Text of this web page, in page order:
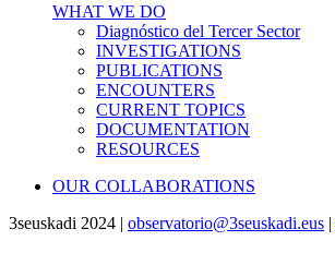
WHAT WE DO
Diagnóstico del Tercer Sector
INVESTIGATIONS
PUBLICATIONS
ENCOUNTERS
CURRENT TOPICS
DOCUMENTATION
RESOURCES
OUR COLLABORATIONS
3seuskadi 2024 | observatorio@3seuskadi.eus |